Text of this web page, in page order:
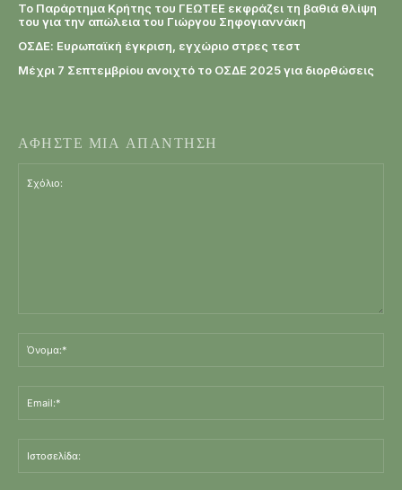
Το Παράρτημα Κρήτης του ΓΕΩΤΕΕ εκφράζει τη βαθιά θλίψη
του για την απώλεια του Γιώργου Σηφογιαννάκη
ΟΣΔΕ: Ευρωπαϊκή έγκριση, εγχώριο στρες τεστ
Μέχρι 7 Σεπτεμβρίου ανοιχτό το ΟΣΔΕ 2025 για διορθώσεις
ΑΦΗΣΤΕ ΜΙΑ ΑΠΑΝΤΗΣΗ